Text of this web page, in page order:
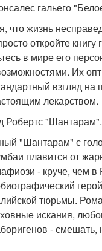
гальего
что жизнь
откройте книгу
в мире его
Их
взгляд
лекарством.
Робертс "Шантарам".
"Шантарам" с
плавится от
- круче, чем в
тюрьмы.
искания,
- смешать,